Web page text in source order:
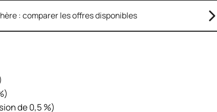
: comparer les offres disponibles
de 0,5 %)